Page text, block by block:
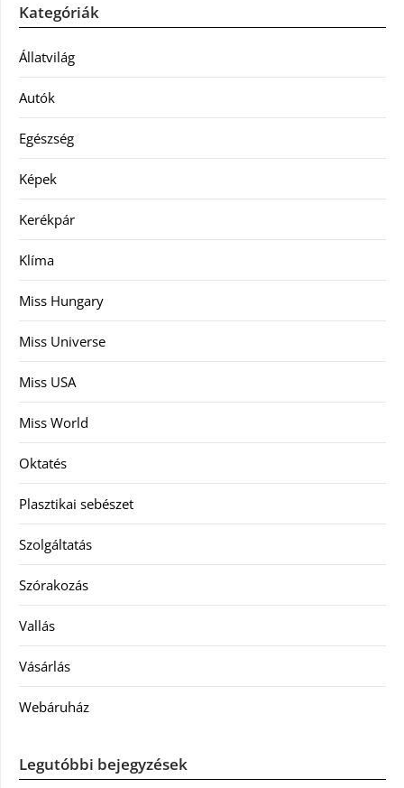
Kategóriák
Állatvilág
Autók
Egészség
Képek
Kerékpár
Klíma
Miss Hungary
Miss Universe
Miss USA
Miss World
Oktatés
Plasztikai sebészet
Szolgáltatás
Szórakozás
Vallás
Vásárlás
Webáruház
Legutóbbi bejegyzések